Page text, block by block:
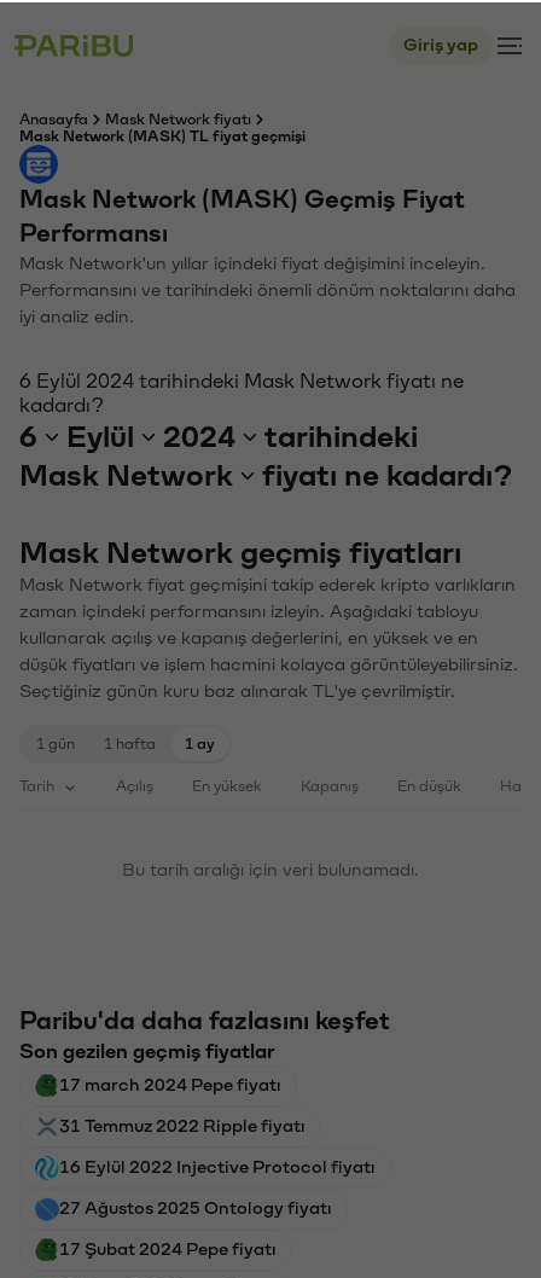
Giriş yap
Anasayfa
Mask Network fiyatı
Mask Network (MASK) TL fiyat geçmişi
Mask Network (MASK) Geçmiş Fiyat
Performansı
Mask Network'un yıllar içindeki fiyat değişimini inceleyin.
Performansını ve tarihindeki önemli dönüm noktalarını daha
iyi analiz edin.
6 Eylül 2024 tarihindeki Mask Network fiyatı ne
kadardı?
6 Eylül 2024
tarihindeki
Mask Network
fiyatı ne kadardı?
Mask Network geçmiş fiyatları
Mask Network fiyat geçmişini takip ederek kripto varlıkların
zaman içindeki performansını izleyin. Aşağıdaki tabloyu
kullanarak açılış ve kapanış değerlerini, en yüksek ve en
düşük fiyatları ve işlem hacmini kolayca görüntüleyebilirsiniz.
Seçtiğiniz günün kuru baz alınarak TL'ye çevrilmiştir.
1 gün 1 hafta 1 ay
Tarih Açılış En yüksek Kapanış En düşük
Bu tarih aralığı için veri bulunamadı.
Paribu'da daha fazlasını keşfet
Son gezilen geçmiş fiyatlar
17 march 2024 Pepe fiyatı
31 Temmuz 2022 Ripple fiyatı
16 Eylül 2022 Injective Protocol fiyatı
27 Ağustos 2025 Ontology fiyatı
17 Şubat 2024 Pepe fiyatı